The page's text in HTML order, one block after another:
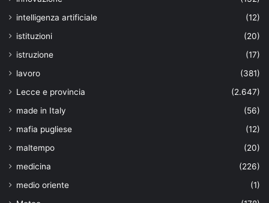
intelligenza artificiale
(12)
istituzioni
(20)
istruzione
(17)
lavoro
(381)
Lecce e provincia
(2.647)
made in Italy
(56)
mafia pugliese
(12)
maltempo
(20)
medicina
(226)
medio oriente
(1)